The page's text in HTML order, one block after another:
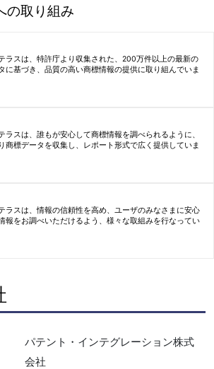
の取り組み
ラスは、特許庁より収集された、200万件以上の最新の
に基づき、品質の高い商標情報の提供に取り組んでいま
ラスは、誰もが安心して商標情報を調べられるように、
商標データを収集し、レポート形式で広く提供していま
ラスは、情報の信頼性を高め、ユーザのみなさまに安心
報をお調べいただけるよう、様々な取組みを行なってい
パテント・インテグレーション株式
会社